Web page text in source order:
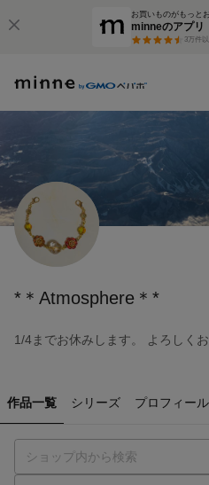
お買いものがもっと
minneのアプリ
3万件
*＊Atmosphere＊*
1/4までお休みします。 よろしくお
作品一覧 シリーズ プロフィール